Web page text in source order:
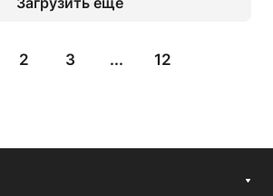
2 3 ... 12